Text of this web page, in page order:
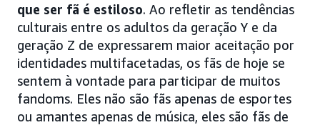
que ser fã é estiloso. Ao refletir as tendências
culturais entre os adultos da geração Y e da
geração Z de expressarem maior aceitação por
identidades multifacetadas, os fãs de hoje se
sentem à vontade para participar de muitos
fandoms. Eles não são fãs apenas de esportes
ou amantes apenas de música, eles são fãs de